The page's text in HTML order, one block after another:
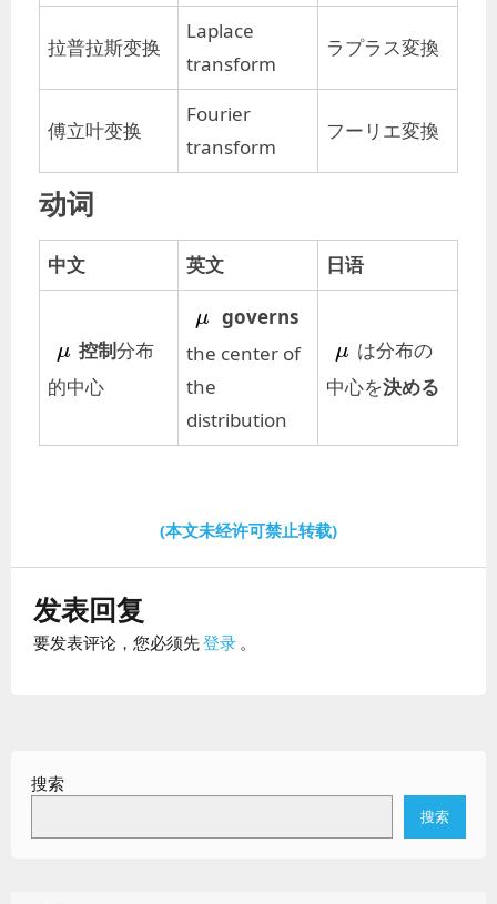
拉普拉斯变换
Laplace
transform
ラプラス変換
傅立叶变换
Fourier
transform
フーリエ変換
动词
中文 英文 日语
\mu
μ 控制分布
的中心
\mu
μ
governs
the center of
the
distribution
\mu
μ は分布の
中心を決める
(本文未经许可禁止转载)
发表回复
要发表评论，您必须先登录 。
搜索
搜索